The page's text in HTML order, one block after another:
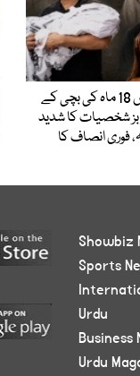
کراچی میں 18 ماہ کی بچی کے
شخصیات کا شدید
فوری انصاف کا
Showbiz
Sports
Urdu
Business
Urdu